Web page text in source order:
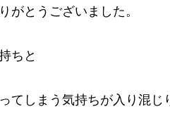
がとうございました。
ちと
てしまう気持ちが入り混